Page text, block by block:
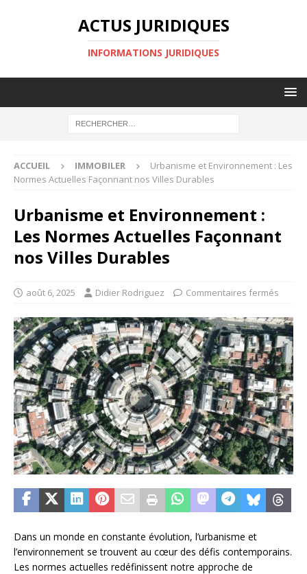
ACTUS JURIDIQUES
INFORMATIONS JURIDIQUES
ACCUEIL IMMOBILER
Urbanisme et Environnement : Les
Normes Actuelles Façonnant nos Villes Durables
Urbanisme et Environnement :
Les Normes Actuelles Façonnant
nos Villes Durables
août 6, 2025 Didier Rodriguez Commentaires fermés
Dans un monde en constante évolution, l’urbanisme et
l’environnement se trouvent au cœur des défis contemporains.
Les normes actuelles redéfinissent notre approche de